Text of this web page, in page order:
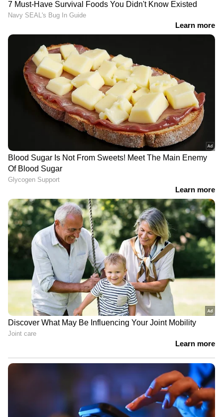
ഫരീദാബാദ് ഭീകര സംഘത്തിൽ പൊലീസ്
തെരയുന്ന ഉമര്‍ മുഹമ്മദെന്നാണ് പുറത്ത്
വരുന്ന വിവരം. ഭീകരവാദിയായ ഉമര്‍
മുഹമ്മദാണ് കാര്‍ ഓടിച്ച്
ചെങ്കോട്ടയിലെത്തിയതെന്നാണ്
സംശയിക്കുന്നത്. സ്ഫോടനം നടന്ന ഐ20
കാറിൽ നിന്ന് കണ്ടെത്തിയ മൃതദേഹം
ഇയാളുടേതാണോയെന്ന് തിരിച്ചറിയാൻ
ഡിഎൻഎ പരിശോധന നടത്തും. കറുത്ത
മാസ്കിട്ടയാൾ റെഡ് ഫോർട്ടിലെ പാർക്കിംഗ്
ഗ്രൗണ്ടിൽ നിന്ന് കാറുമായി പുറത്തേക്കിറങ്ങുന്ന
ദൃശ്യങ്ങൾ ദേശീയ മാധ്യമങ്ങൾ
പുറത്തുവിട്ടിരുന്നു.